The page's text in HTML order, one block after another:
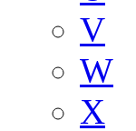
V
W
X